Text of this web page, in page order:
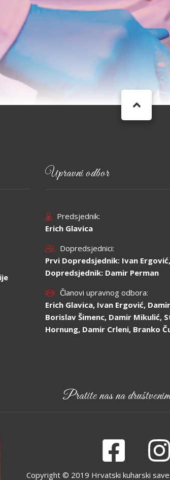
Upravni odbor
Predsjednik:
Erich Glavica
Dopredsjednici:
Prvi Dopredsjednik: Ivan
Dopredsjednik: Damir Perman
Članovi upravnog odbora:
Erich Glavica, Ivan Ergović,
Borislav Šimenc, Damir Mikulić,
Hornung, Damir Crleni, Branko
Pratite nas na
Copyright © 2019 Hrvatski kuharski